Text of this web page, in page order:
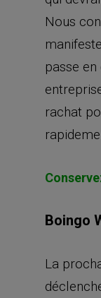
Nous
passe
rachat
Boingo
La